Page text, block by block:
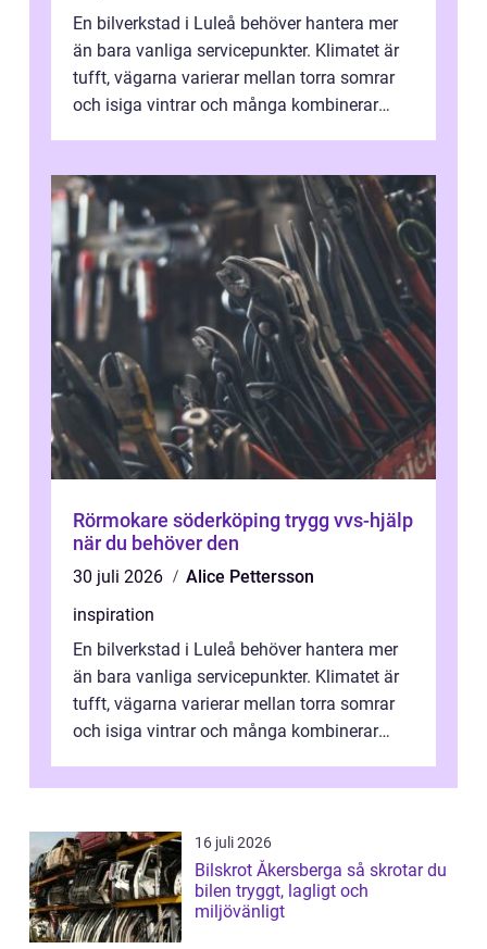
En bilverkstad i Luleå behöver hantera mer
än bara vanliga servicepunkter. Klimatet är
tufft, vägarna varierar mellan torra somrar
och isiga vintrar och många kombinerar
Rörmokare söderköping trygg vvs-hjälp
när du behöver den
30 juli 2026
Alice Pettersson
inspiration
En bilverkstad i Luleå behöver hantera mer
än bara vanliga servicepunkter. Klimatet är
tufft, vägarna varierar mellan torra somrar
och isiga vintrar och många kombinerar
16 juli 2026
Bilskrot Åkersberga så skrotar du
bilen tryggt, lagligt och
miljövänligt